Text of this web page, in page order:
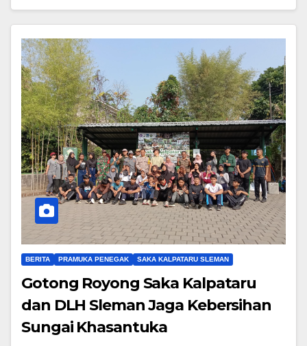
BERITA PRAMUKA PENEGAK SAKA KALPATARU SLEMAN
Gotong Royong Saka Kalpataru
dan DLH Sleman Jaga Kebersihan
Sungai Khasantuka